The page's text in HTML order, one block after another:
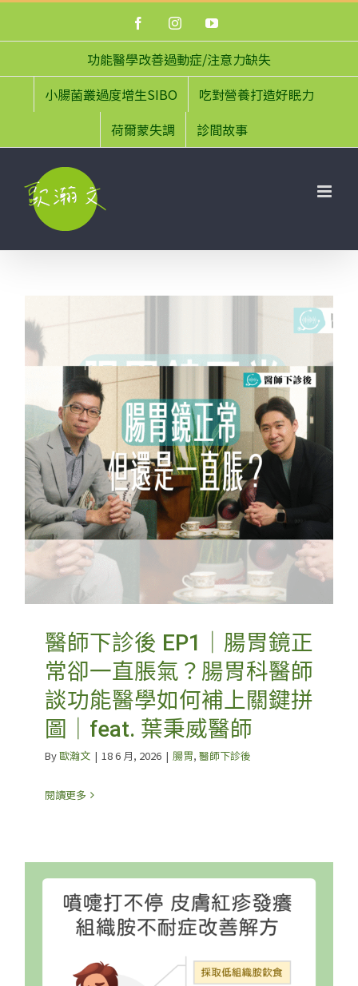
FacebookInstagramYouTube
功能醫學改善過動症/注意力缺失
小腸菌叢過度增生SIBO
吃對營養打造好眠力
荷爾蒙失調
診間故事
醫師下診後 EP1｜腸胃鏡正
常卻一直脹氣？腸胃科醫師
談功能醫學如何補上關鍵拼
圖｜feat. 葉秉威醫師
By歐瀚文 | 18 6 月, 2026 | 腸胃, 醫師下診後
閱讀更多